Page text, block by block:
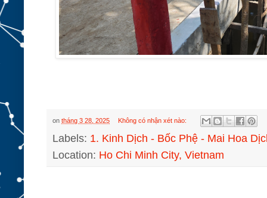
on tháng 3 28, 2025 Không có nhận xét nào:
Labels: 1. Kinh Dịch - Bốc Phệ - Mai Hoa
Location: Ho Chi Minh City, Vietnam